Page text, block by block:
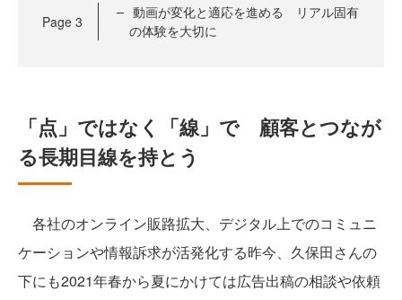
Page 3
動画が変化と適応を進める リアル固有
の体験を大切に
「点」ではなく「線」で 顧客とつなが
る長期目線を持とう
各社のオンライン販路拡大、デジタル上でのコミュニ
ケーションや情報訴求が活発化する昨今、久保田さんの
下にも2021年春から夏にかけては広告出稿の相談や依頼